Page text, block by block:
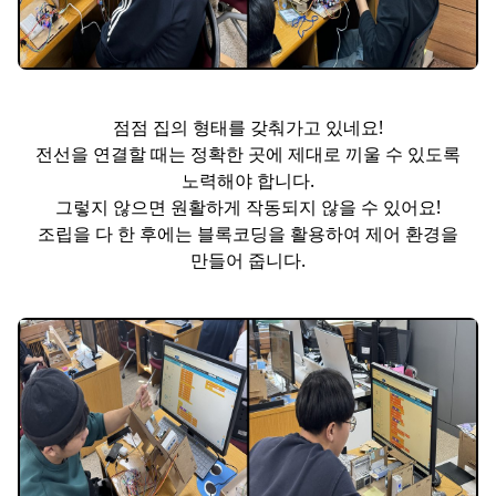
점점 집의 형태를 갖춰가고 있네요!
전선을 연결할 때는 정확한 곳에 제대로 끼울 수 있도록
노력해야 합니다.
그렇지 않으면 원활하게 작동되지 않을 수 있어요!
조립을 다 한 후에는 블록코딩을 활용하여 제어 환경을
만들어 줍니다.